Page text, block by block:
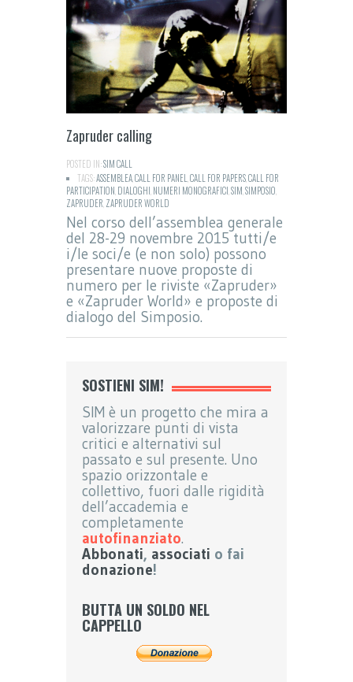
Zapruder calling
POSTED IN:SIM CALL
TAGS:ASSEMBLEACALL FOR PANEL CALL FOR PAPERSCALL FOR
PARTICIPATION DIALOGHI NUMERI MONOGRAFICI SIM SIMPOSIO
ZAPRUDER ZAPRUDER WORLD
Nel corso dell’assemblea generale
del 28-29 novembre 2015 tutti/e
i/le soci/e (e non solo) possono
presentare nuove proposte di
numero per le riviste «Zapruder»
e «Zapruder World» e proposte di
dialogo del Simposio.
SOSTIENI SIM!
SIM è un progetto che mira a
valorizzare punti di vista
critici e alternativi sul
passato e sul presente. Uno
spazio orizzontale e
collettivo, fuori dalle rigidità
dell’accademia e
completamente
autofinanziato.
Abbonati, associati o fai
donazione!
BUTTA UN SOLDO NEL
CAPPELLO